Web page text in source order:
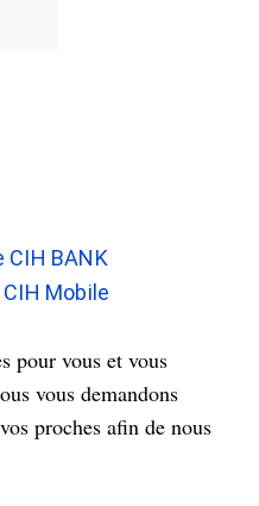
BANK
Mobile
pour vous et vous
vous demandons
proches afin de nous